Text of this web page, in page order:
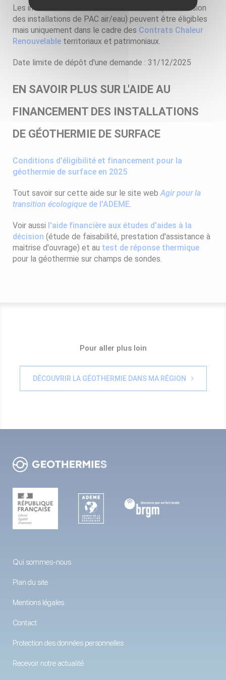
Les installations inférieures à 25 MWh/an (à l’exclusion
des installations de PAC air/eau) peuvent être éligibles
mais uniquement dans le cadre des Contrats Chaleur
Renouvelable territoriaux et patrimoniaux.
Date limite de dépôt d'une demande : 31/12/2025
EN SAVOIR PLUS SUR L'AIDE AU
FINANCEMENT DES INSTALLATIONS
DE GÉOTHERMIE DE SURFACE
Conditions d'éligibilité et financement pour la
géothermie de surface en 2025
Tout savoir sur cette aide sur le site webAgir pour la
transition écologique de l'ADEME.
Voir aussi l'aide financière aux études d'aides à la
décision (étude de faisabilité, prestation d'assistance à
maitrise d'ouvrage) et au test de réponse thermique
pour la géothermie sur champs de sondes.
Pour aller plus loin
DÉCOUVRIR LA GÉOTHERMIE DANS MA RÉGION
Qui sommes-nous
Plan du site
Mentions légales
Contact
Protection des données personnelles
Recevoir notre actualité